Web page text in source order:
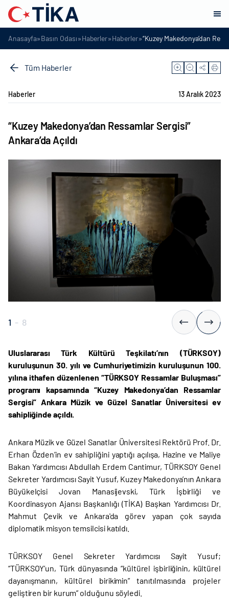
Anasayfa»Basın Odası»Haberler»Haberler»“Kuzey Makedonya’dan
Tüm Haberler
Haberler 13 Aralık 2023
“Kuzey Makedonya’dan Ressamlar Sergisi”
Ankara’da Açıldı
1 - 8
Uluslararası Türk Kültürü Teşkilatı’nın (TÜRKSOY)
kuruluşunun 30. yılı ve Cumhuriyetimizin kuruluşunun 100.
yılına ithafen düzenlenen “TÜRKSOY Ressamlar Buluşması”
programı kapsamında “Kuzey Makedonya’dan Ressamlar
Sergisi” Ankara Müzik ve Güzel Sanatlar Üniversitesi ev
sahipliğinde açıldı.
Ankara Müzik ve Güzel Sanatlar Üniversitesi Rektörü Prof. Dr.
Erhan Özden’in ev sahipliğini yaptığı açılışa, Hazine ve Maliye
Bakan Yardımcısı Abdullah Erdem Cantimur, TÜRKSOY Genel
Sekreter Yardımcısı Sayit Yusuf, Kuzey Makedonya’nın Ankara
Büyükelçisi Jovan Manasijevski, Türk İşbirliği ve
Koordinasyon Ajansı Başkanlığı (TİKA) Başkan Yardımcısı Dr.
Mahmut Çevik ve Ankara'da görev yapan çok sayıda
diplomatik misyon temsilcisi katıldı.
TÜRKSOY Genel Sekreter Yardımcısı Sayit Yusuf;
“TÜRKSOY’un, Türk dünyasında “kültürel işbirliğinin, kültürel
dayanışmanın, kültürel birikimin” tanıtılmasında projeler
geliştiren bir kurum” olduğunu söyledi.